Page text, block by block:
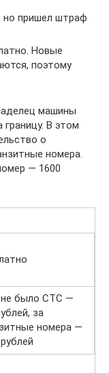
но пришел штраф
Новые
поэтому
машины
В этом
о
номера.
— 1600
не было СТС —
за
номера —